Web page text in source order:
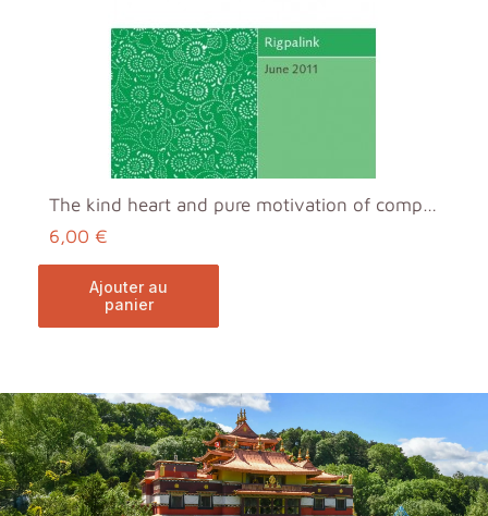
The kind heart and pure motivation of compassion MP3
6,00 €
ajouter au
panier